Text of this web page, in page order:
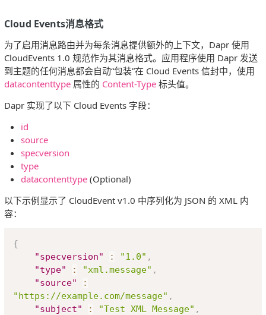
Cloud Events消息格式
为了启用消息路由并为每条消息提供额外的上下文，Dapr 使用
CloudEvents 1.0 规范作为其消息格式。应用程序使用 Dapr 发送
到主题的任何消息都会自动“包装”在 Cloud Events 信封中，使用
datacontenttype 属性的 Content-Type 标头值。
Dapr 实现了以下 Cloud Events 字段：
id
source
specversion
type
datacontenttype (Optional)
以下示例显示了 CloudEvent v1.0 中序列化为 JSON 的 XML 内
容：
{
"specversion"
: "1.0" ,
"type"
: "xml.message" ,
"source"
:
"https://example.com/message" ,
"subject"
: "Test XML Message" ,